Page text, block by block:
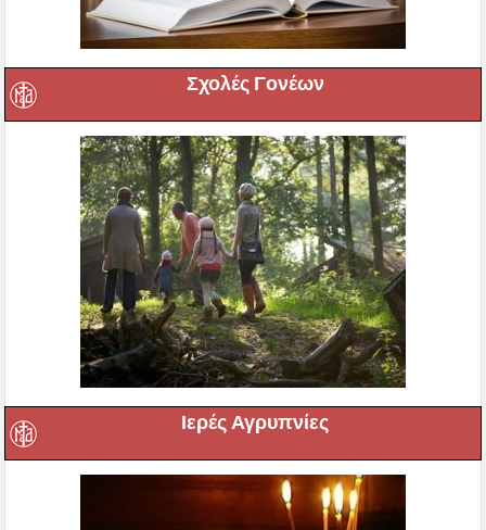
Σχολές Γονέων
Ιερές Αγρυπνίες